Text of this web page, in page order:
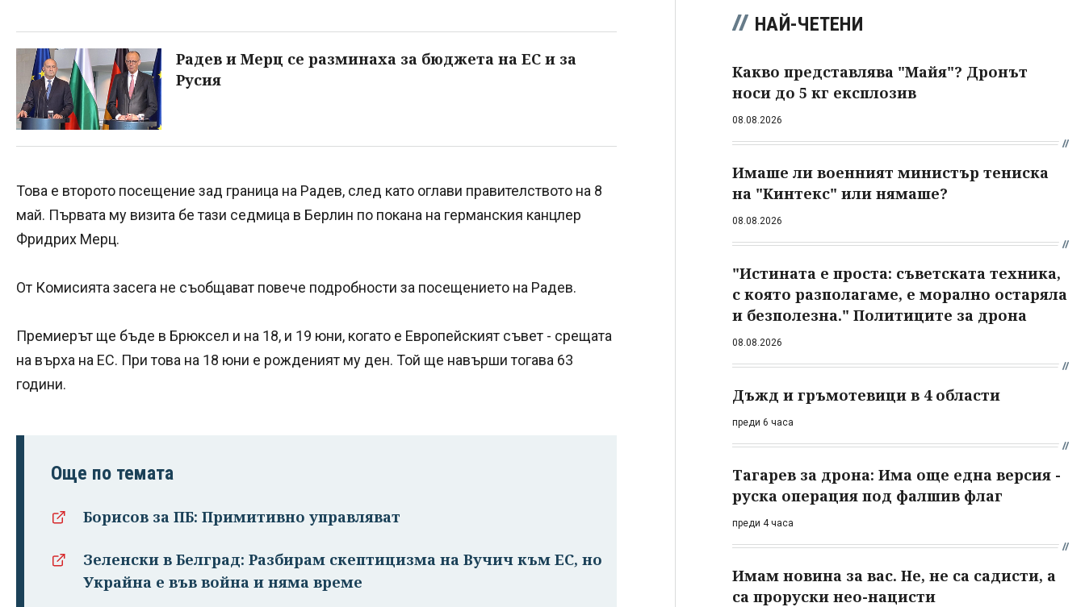
Радев и Мерц се разминаха за бюджета на ЕС и за
Русия
Това е второто посещение зад граница на Радев, след като оглави правителството на 8
май. Първата му визита бе тази седмица в Берлин по покана на германския канцлер
Фридрих Мерц.
От Комисията засега не съобщават повече подробности за посещението на Радев.
Премиерът ще бъде в Брюксел и на 18, и 19 юни, когато е Европейският съвет - срещата
на върха на ЕС. При това на 18 юни е рожденият му ден. Той ще навърши тогава 63
години.
Още по темата
Борисов за ПБ: Примитивно управляват
Зеленски в Белград: Разбирам скептицизма на Вучич към ЕС, но
Украйна е във война и няма време
НАЙ-ЧЕТЕНИ
Какво представлява "Майя"? Дронът
носи до 5 кг експлозив
08.08.2026
Имаше ли военният министър тениска
на "Кинтекс" или нямаше?
08.08.2026
"Истината е проста: съветската техника,
с която разполагаме, е морално остаряла
и безполезна." Политиците за дрона
08.08.2026
Дъжд и гръмотевици в 4 области
преди 6 часа
Тагарев за дрона: Има още една версия -
руска операция под фалшив флаг
преди 4 часа
Имам новина за вас. Не, не са садисти, а
са проруски нео-нацисти